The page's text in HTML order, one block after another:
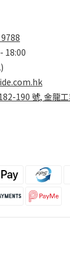
18:00
190 號, 金龍